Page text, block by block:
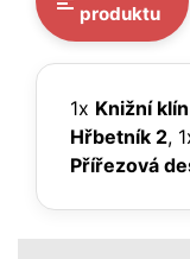
produktu
1x Knižní
Hřbetník 2,
Přířezová